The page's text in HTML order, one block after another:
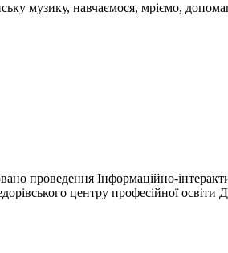
музику, навчаємося, мріємо,
проведення Інформаційно-
центру професійної освіти